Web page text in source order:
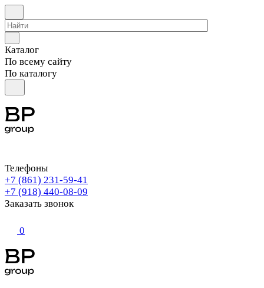
Каталог
По всему сайту
По каталогу
Телефоны
+7 (861) 231-59-41
+7 (918) 440-08-09
Заказать звонок
0